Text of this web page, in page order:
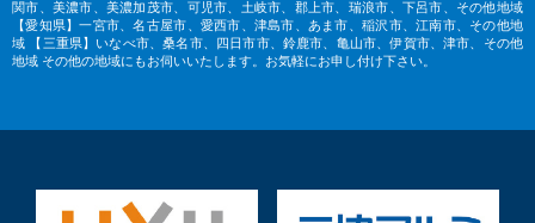
関市、美濃市、美濃加茂市、可児市、土岐市、郡上市、瑞浪市、下呂市、その他地域
【愛知県】一宮市、名古屋市、愛西市、津島市、あま市、稲沢市、江南市、その他地
域 【三重県】いなべ市、桑名市、四日市市、鈴鹿市、亀山市、伊賀市、津市、その他
地域 その他の地域にもお伺いいたします。お気軽にお申し付け下さい。